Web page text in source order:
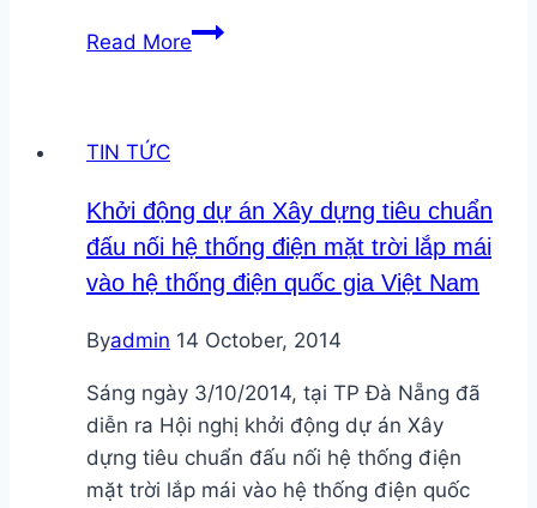
Read MoreEU
pin
năng
lượng
trời
của
Trung
Quốc
TIN TỨC
Khởi động dự án Xây dựng tiêu chuẩn
đấu nối hệ thống điện mặt trời lắp mái
vào hệ thống điện quốc gia Việt Nam
Byadmin 14 October, 2014
Sáng ngày 3/10/2014, tại TP Đà Nẵng đã
diễn ra Hội nghị khởi động dự án Xây
dựng tiêu chuẩn đấu nối hệ thống điện
mặt trời lắp mái vào hệ thống điện quốc